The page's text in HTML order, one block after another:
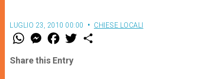
LUGLIO 23, 2010 00:00 CHIESE LOCALI
W
t
s
M
e
s
e
F
a
e
b
w
Share this Entry